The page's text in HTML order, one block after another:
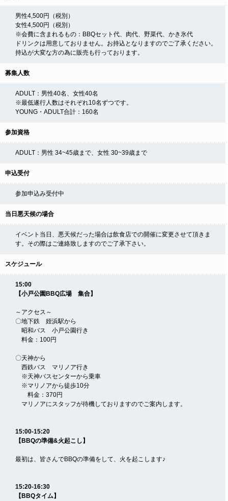
男性4,500円（税別）
女性4,500円（税別）
※会費に含まれるもの：BBQセット代、肉代、野菜代、かき氷代
ドリンクは用意しておりません。お持込となりますのでご了承ください。
持込が大変な方の為に販売も行っております。
募集人数
ADULT：男性40名、女性40名
※最低遂行人数はそれぞれ10名ずつです。
YOUNG・ADULT合計：160名
参加資格
ADULT：男性 34~45歳まで、女性 30~39歳まで
申込受付
参加申込み受付中
当日悪天候の場合
イベント当日、悪天候だった場合は飲食店での開催に変更させて頂きま
す。その際はご連絡致しますのでご了承下さい。
スケジュール
15:00
【小戸公園BBQ広場 集合】
～アクセス～
〇地下鉄 姪浜駅から
昭和バス 小戸公園行き
料金：100円
〇天神から
西鉄バス マリノア行き
※天神バスセンターから乗車
※マリノアから徒歩10分
料金：370円
マリノアにスタッフが待機しておりますのでご案内します。
15:00-15:20
【BBQの準備&火起こし】
最初は、皆さんでBBQの準備をして、火を起こします♪
15:20-16:30
【BBQタイム】